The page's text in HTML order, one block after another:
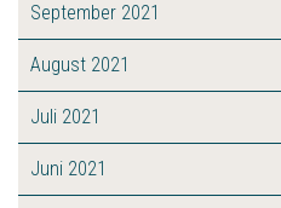
September 2021
August 2021
Juli 2021
Juni 2021